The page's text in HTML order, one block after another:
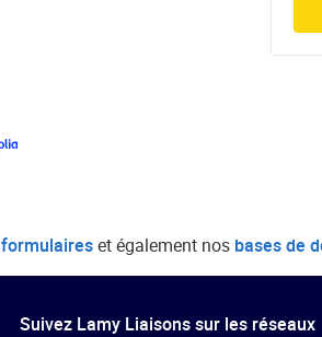
formulaireset également nos bases de
Suivez Lamy Liaisons sur les réseaux